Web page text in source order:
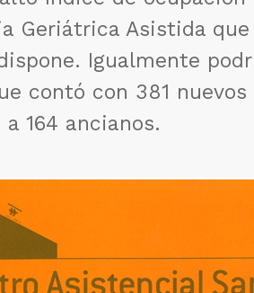
Geriátrica Asistida
Igualmente
contó con 381
164 ancianos.